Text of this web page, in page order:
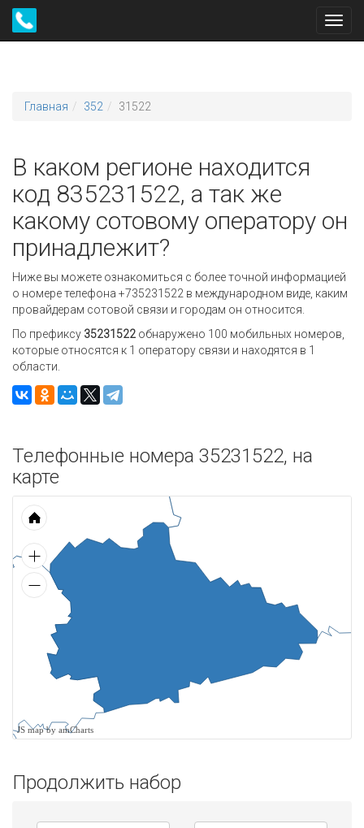
Главная 352 31522
В каком регионе находится
код 835231522, а так же
какому сотовому оператору он
принадлежит?
Ниже вы можете ознакомиться с более точной информацией
о номере телефона +735231522 в международном виде, каким
провайдерам сотовой связи и городам он относится.
По префиксу 35231522 обнаружено 100 мобильных номеров,
которые относятся к 1 оператору связи и находятся в 1
области.
Телефонные номера 35231522, на
карте
JS map by amCharts
Продолжить набор